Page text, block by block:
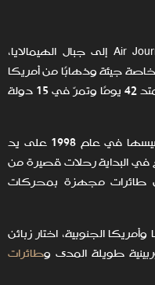
إليكم أول رحلة تُنظّمها شركة Air Journey إلى جبال الهيمالايا،
جيئة وذهابًا من أمريكا
الشمالية إلى نيبال، في رحلة ملحمية تمتد 42 يومًا وتمرّ في 15 دولة
قطعت الشركة شوطًا طويلاً منذ تأسيسها في عام 1998 على يد
البداية رحلات قصيرة من
طائرات مجهزة بمحركات
الجنوبية، اختار زبائن
طويلة المدى وطائرات